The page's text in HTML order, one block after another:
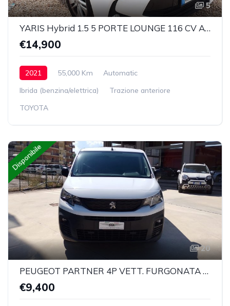
5
YARIS Hybrid 1.5 5 PORTE LOUNGE 116 CV Automatica
€14,900
2021 55,000 Km
Automatic
Ibrida (benzina/elettrica)
Trazione anteriore
TOYOTA
Disponibile
20
PEUGEOT PARTNER 4P VETT. FURGONATA L1 BLUEHDI 100CV PREMIUM
€9,400